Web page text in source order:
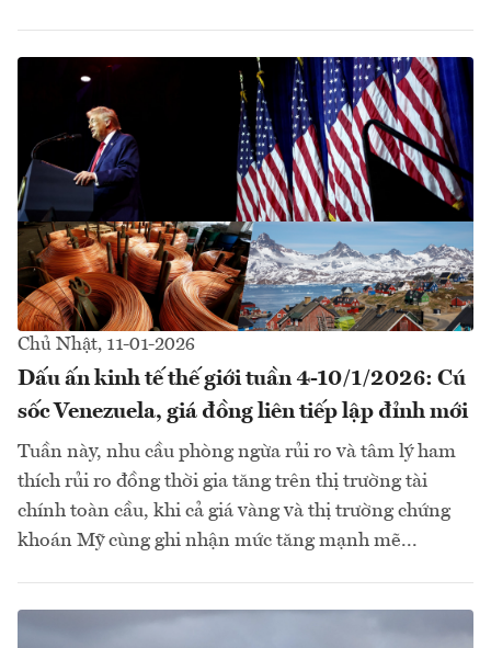
Chủ Nhật, 11-01-2026
Dấu ấn kinh tế thế giới tuần 4-10/1/2026: Cú
sốc Venezuela, giá đồng liên tiếp lập đỉnh mới
Tuần này, nhu cầu phòng ngừa rủi ro và tâm lý ham
thích rủi ro đồng thời gia tăng trên thị trường tài
chính toàn cầu, khi cả giá vàng và thị trường chứng
khoán Mỹ cùng ghi nhận mức tăng mạnh mẽ...